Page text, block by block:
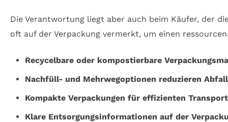
Die Verantwortung liegt aber auch beim Käufer, der
oft auf der Verpackung vermerkt, um einen
Recycelbare oder kompostierbare
Nachfüll- und Mehrwegoptionen reduzieren Abfall
Kompakte Verpackungen für effizienten Transport
Klare Entsorgungsinformationen auf der